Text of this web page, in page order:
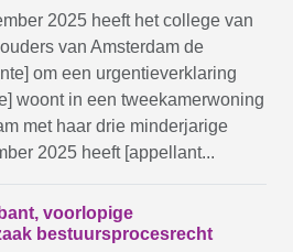
2025 heeft het college van
van Amsterdam de
om een urgentieverklaring
woont in een tweekamerwoning
met haar drie minderjarige
2025 heeft [appellant...
voorlopige
bestuursprocesrecht